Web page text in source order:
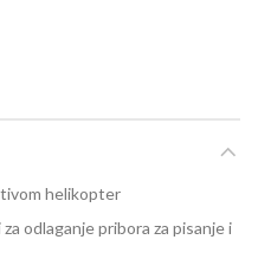
helikopter
odlaganje pribora za pisanje i